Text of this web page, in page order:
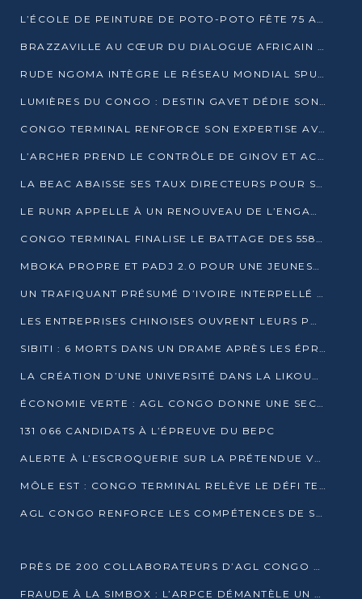
L’ÉCOLE DE PEINTURE DE POTO-POTO FÊTE 75 ANS AU SERVICE DE L’ART CONGOLAIS
BRAZZAVILLE AU CŒUR DU DIALOGUE AFRICAIN SUR LES OBJECTIFS DE DÉVELOPPEMENT DURABLE
RUDE NGOMA INTÈGRE LE RÉSEAU MONDIAL SPUTNIK PRO APRÈS UNE FORMATION À MOSCOU
LUMIÈRES DU CONGO : DESTIN GAVET DÉDIE SON PRIX À L’UNITÉ NATIONALE ET À LA JEUNESSE
CONGO TERMINAL RENFORCE SON EXPERTISE AVEC NEUF NOUVEAUX FORMATEURS EN ENGINS PORTUAIRES
L’ARCHER PREND LE CONTRÔLE DE GINOV ET ACCÉLÈRE SON VIRAGE NUMÉRIQUE
LA BEAC ABAISSE SES TAUX DIRECTEURS POUR SOUTENIR LA CROISSANCE EN ZONE CEMAC
LE RUNR APPELLE À UN RENOUVEAU DE L’ENGAGEMENT MILITANT
CONGO TERMINAL FINALISE LE BATTAGE DES 558 PIEUX DU FUTUR QUAI DU MÔLE EST
MBOKA PROPRE ET PADJ 2.0 POUR UNE JEUNESSE PLUS AUTONOME
UN TRAFIQUANT PRÉSUMÉ D’IVOIRE INTERPELLÉ À DOLISIE
LES ENTREPRISES CHINOISES OUVRENT LEURS PORTES AUX JEUNES DIPLÔMÉS
SIBITI : 6 MORTS DANS UN DRAME APRÈS LES ÉPREUVES DU BEPC
LA CRÉATION D’UNE UNIVERSITÉ DANS LA LIKOUALA AU CŒUR D’UNE RÉFLEXION NATIONALE
ÉCONOMIE VERTE : AGL CONGO DONNE UNE SECONDE VIE À SES DÉCHETS INDUSTRIELS
131 066 CANDIDATS À L’ÉPREUVE DU BEPC
ALERTE À L’ESCROQUERIE SUR LA PRÉTENDUE VENTE DE PARCELLES AFAT
MÔLE EST : CONGO TERMINAL RELÈVE LE DÉFI TECHNIQUE DES SABLES BITUMINEUX
AGL CONGO RENFORCE LES COMPÉTENCES DE SES ÉQUIPES AVEC LA CERTIFICATION CACES® R483
PRÈS DE 200 COLLABORATEURS D’AGL CONGO EN FORMATION JUSQU’EN JUILLET
FRAUDE À LA SIMBOX : L’ARPCE DÉMANTÈLE UN RÉSEAU UTILISANT DES CARTES SIM OUGANDAISES